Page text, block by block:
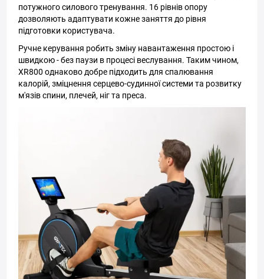
потужного силового тренування. 16 рівнів опору
дозволяють адаптувати кожне заняття до рівня
підготовки користувача.
Ручне керування робить зміну навантаження простою і
швидкою - без паузи в процесі веслування. Таким чином,
XR800 однаково добре підходить для спалювання
калорій, зміцнення серцево-судинної системи та розвитку
м'язів спини, плечей, ніг та преса.